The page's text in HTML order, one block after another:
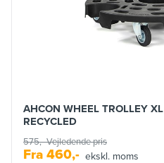
AHCON WHEEL TROLLEY
RECYCLED
575,-Vejledende pris
Fra 460,- ekskl. moms